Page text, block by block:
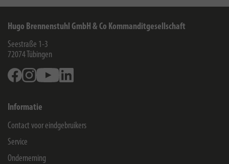
Hugo Brennenstuhl GmbH & Co Kommanditgesellschaft
Seestraße 1-3
72074 Tübingen
FacebookInstagramYoutube
Informatie
Contact voor eindgebruikers
Service
Onderneming